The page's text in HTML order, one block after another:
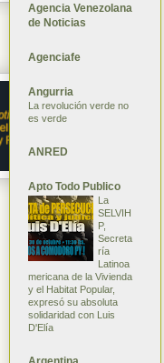
Agencia Venezolana
de Noticias
Agenciafe
Angurria
La revolución verde no
es verde
ANRED
Apto Todo Publico
La
SELVIH
P,
Secreta
ría
Latinoa
mericana de la Vivienda
y el Habitat Popular,
expresó su absoluta
solidaridad con Luis
D'Elía